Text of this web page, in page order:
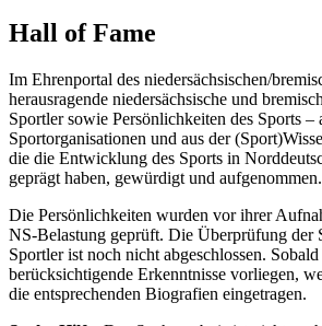
Hall of Fame
Im Ehrenportal des niedersächsischen/
herausragende niedersächsische und
Sportler sowie Persönlichkeiten des Sports –
Sportorganisationen und aus der
die die Entwicklung des Sports in
geprägt haben, gewürdigt und aufgenommen.
Die Persönlichkeiten wurden vor ihrer
NS-Belastung geprüft. Die Überprüfung der
Sportler ist noch nicht abgeschlossen.
berücksichtigende Erkenntnisse vorliegen,
die entsprechenden Biografien eingetragen.